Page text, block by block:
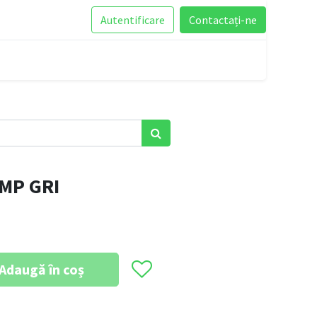
Autentificare Contactați-ne
GRI
în coș